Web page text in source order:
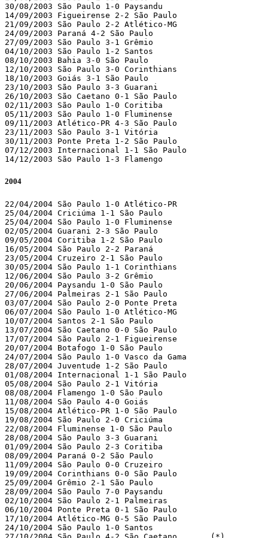
30/08/2003 São Paulo 1-0 Paysandu
14/09/2003 Figueirense 2-2 São Paulo
21/09/2003 São Paulo 2-2 Atlético-MG
24/09/2003 Paraná 4-2 São Paulo
27/09/2003 São Paulo 3-1 Grêmio
04/10/2003 São Paulo 1-2 Santos
08/10/2003 Bahia 3-0 São Paulo
12/10/2003 São Paulo 3-0 Corinthians
18/10/2003 Goiás 3-1 São Paulo
23/10/2003 São Paulo 3-3 Guarani
26/10/2003 São Caetano 0-1 São Paulo
02/11/2003 São Paulo 1-0 Coritiba
05/11/2003 São Paulo 1-0 Fluminense
09/11/2003 Atlético-PR 4-3 São Paulo
23/11/2003 São Paulo 3-1 Vitória
30/11/2003 Ponte Preta 1-2 São Paulo
07/12/2003 Internacional 1-1 São Paulo
14/12/2003 São Paulo 1-3 Flamengo
2004
22/04/2004 São Paulo 1-0 Atlético-PR
25/04/2004 Criciúma 1-1 São Paulo
25/04/2004 São Paulo 1-0 Fluminense
02/05/2004 Guarani 2-3 São Paulo
09/05/2004 Coritiba 1-2 São Paulo
16/05/2004 São Paulo 2-2 Paraná
23/05/2004 Cruzeiro 2-1 São Paulo
30/05/2004 São Paulo 1-1 Corinthians
12/06/2004 São Paulo 3-2 Grêmio
20/06/2004 Paysandu 1-0 São Paulo
27/06/2004 Palmeiras 2-1 São Paulo
03/07/2004 São Paulo 2-0 Ponte Preta
06/07/2004 São Paulo 1-0 Atlético-MG
10/07/2004 Santos 2-1 São Paulo
13/07/2004 São Caetano 0-0 São Paulo
17/07/2004 São Paulo 2-1 Figueirense
20/07/2004 Botafogo 1-0 São Paulo
24/07/2004 São Paulo 1-0 Vasco da Gama
28/07/2004 Juventude 1-2 São Paulo
01/08/2004 Internacional 1-1 São Paulo
05/08/2004 São Paulo 2-1 Vitória
08/08/2004 Flamengo 1-0 São Paulo
11/08/2004 São Paulo 4-0 Goiás
15/08/2004 Atlético-PR 1-0 São Paulo
19/08/2004 São Paulo 2-0 Criciúma
22/08/2004 Fluminense 1-0 São Paulo
28/08/2004 São Paulo 3-3 Guarani
01/09/2004 São Paulo 2-3 Coritiba
08/09/2004 Paraná 0-2 São Paulo
11/09/2004 São Paulo 0-0 Cruzeiro
19/09/2004 Corinthians 0-0 São Paulo
25/09/2004 Grêmio 2-1 São Paulo
28/09/2004 São Paulo 7-0 Paysandu
02/10/2004 São Paulo 2-1 Palmeiras
06/10/2004 Ponte Preta 0-1 São Paulo
17/10/2004 Atlético-MG 0-5 São Paulo
24/10/2004 São Paulo 1-0 Santos